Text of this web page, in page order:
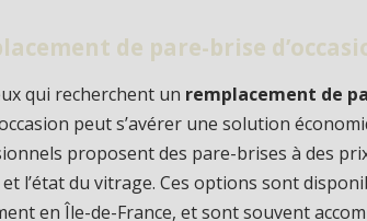
de pare-brise
qui recherchent un remplacement de
peut s’avérer une solution
proposent des pare-brises à des
l’état du vitrage. Ces options sont
en Île-de-France, et sont souvent